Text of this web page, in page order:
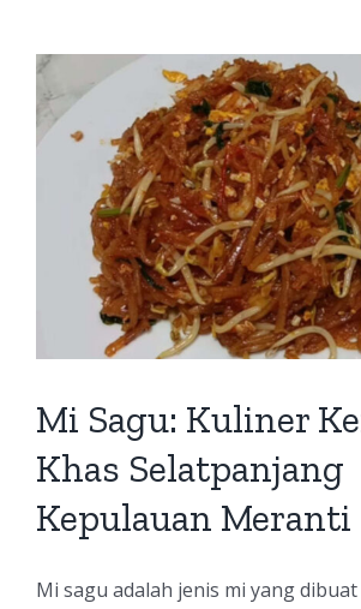
Mi Sagu: Kuliner
Khas Selatpanjang
Kepulauan Meranti
Mi sagu adalah jenis mi yang